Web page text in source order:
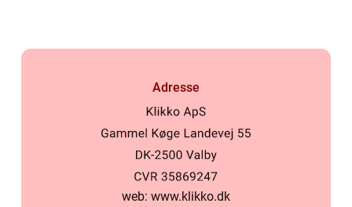
Adresse
web: www.klikko.dk